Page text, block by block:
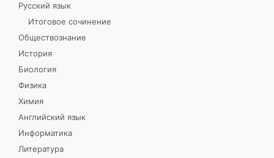
Русский язык
Итоговое сочинение
Обществознание
История
Биология
Физика
Химия
Английский язык
Информатика
Литература